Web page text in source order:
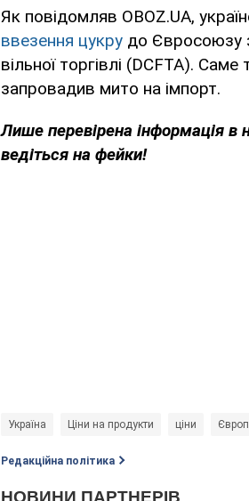
Як повідомляв OBOZ.UA,
ввезення цукру до Євросоюзу
вільної торгівлі (DCFTA).
запровадив мито на імпорт.
Лише перевірена інформація в
ведіться на фейки!
Україна Ціни на продукти ціни
Редакційна політика